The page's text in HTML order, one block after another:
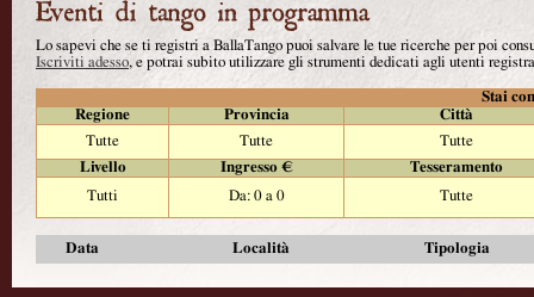
Lo sapevi che se ti registri a BallaTango puoi salvare le tue ricerche per poi
Iscriviti adesso, e potrai subito utilizzare gli strumenti dedicati agli utenti
Stai
Regione
Provincia
Città
Tutte
Tutte
Tutte
Livello
Ingresso €
Tesseramento
Tutti
Da: 0 a 0 Tutte
Data Località Tipologia